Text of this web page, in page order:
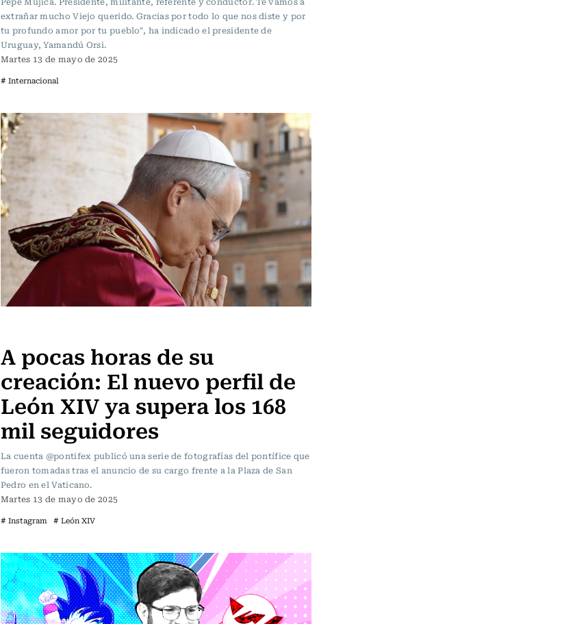
extrañar mucho Viejo querido. Gracias por todo lo que nos diste y por
tu profundo amor por tu pueblo", ha indicado el presidente de
Uruguay, Yamandú Orsi.
Martes 13 de mayo de 2025
# Internacional
A pocas horas de su
creación: El nuevo perfil de
León XIV ya supera los 168
mil seguidores
La cuenta @pontifex publicó una serie de fotografías del pontífice que
fueron tomadas tras el anuncio de su cargo frente a la Plaza de San
Pedro en el Vaticano.
Martes 13 de mayo de 2025
# Instagram # León XIV